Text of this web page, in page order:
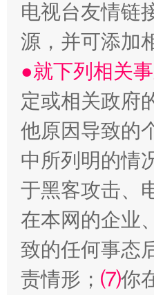
国家大学科技园优化重
电视台友情链
源，并可添加
●就下列相关
定或相关政府
他原因导致的
中所列明的情
于黑客攻击、
在本网的企业
致的任何事态
责情形； ⑺你